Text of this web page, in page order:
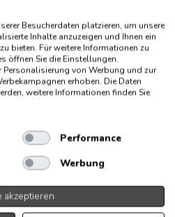
Effizienz mit bis zu
Mit der Teach-Funktion
automatisch in der
und somit immer im
Kochfeld für maximale
LED-Kochfeld-Beleuchtung
von
und
für lange
Besucherdaten platzieren, um unsere
Inhalte anzuzeigen und Ihnen ein
bieten. Für weitere Informationen zu
öffnen Sie die Einstellungen.
Personalisierung von Werbung und zur
erhoben. Die Daten
weitere Informationen finden Sie
Performance
Werbung
akzeptieren